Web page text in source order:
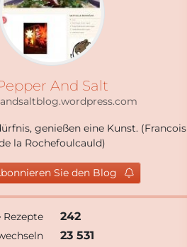
And Salt
genießen eine Kunst. (Francois
la Rochefoulcauld)
Sie den Blog
242
23 531